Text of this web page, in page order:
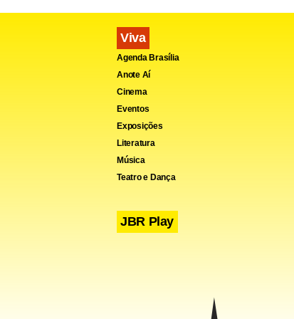
Viva
Agenda Brasília
Anote Aí
Cinema
Eventos
Exposições
Literatura
Música
Teatro e Dança
JBR Play